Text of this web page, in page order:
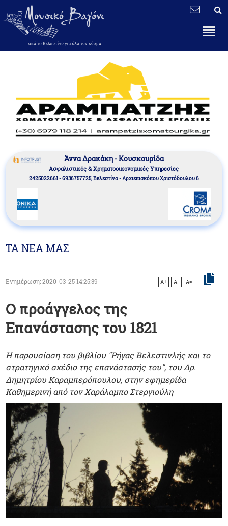
Άννα Δρακάκη - Κουσκουρίδα
Aσφαλιστικές & Χρηματοοικονομικές Υπηρεσίες
2425022661 - 6936757725, Βελεστίνο - Αρχιεπισκόπου Χριστόδουλου 6
ΤΑ ΝΕΑ ΜΑΣ
Ενημέρωση: 2020-03-25 14:25:39 A+ A- A=
Ο προάγγελος της
Επανάστασης του 1821
Η παρουσίαση του βιβλίου "Ρήγας Βελεστινλής και το
στρατηγικό σχέδιο της επανάστασής του", του Δρ.
Δημητρίου Καραμπερόπουλου, στην εφημερίδα
Καθημερινή από τον Χαράλαμπο Στεργιούλη